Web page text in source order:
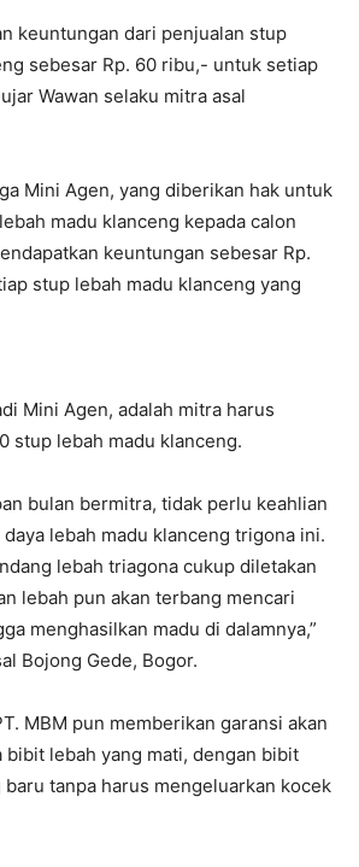
keuntungan dari penjualan stup
sebesar Rp. 60 ribu,- untuk setiap
Wawan selaku mitra asal
Mini Agen, yang diberikan hak untuk
madu klanceng kepada calon
keuntungan sebesar Rp.
stup lebah madu klanceng yang
Mini Agen, adalah mitra harus
stup lebah madu klanceng.
bulan bermitra, tidak perlu keahlian
lebah madu klanceng trigona ini.
lebah triagona cukup diletakan
lebah pun akan terbang mencari
menghasilkan madu di dalamnya,”
Bojong Gede, Bogor.
MBM pun memberikan garansi akan
bibit lebah yang mati, dengan bibit
tanpa harus mengeluarkan kocek